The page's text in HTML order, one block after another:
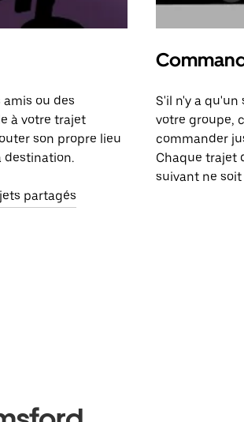
amis ou des
à votre trajet
son propre lieu
destination.
partagés
S'il n'y a
votre groupe,
commander
Chaque trajet
suivant ne